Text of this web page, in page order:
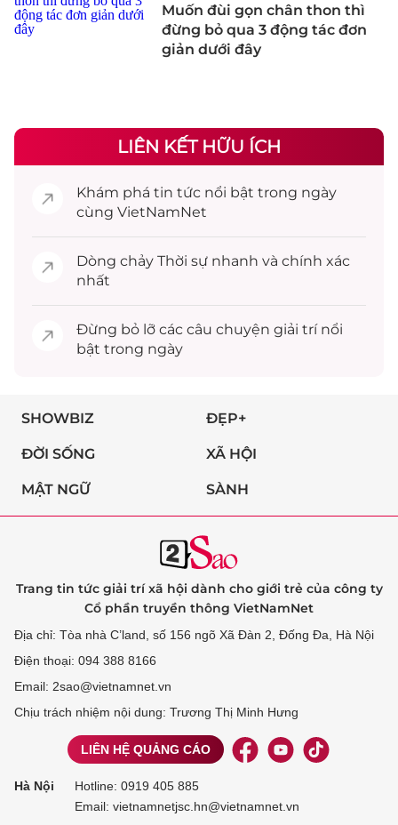
Muốn đùi gọn chân thon thì
đừng bỏ qua 3 động tác đơn
giản dưới đây
LIÊN KẾT HỮU ÍCH
Khám phá tin tức nổi bật trong ngày
cùng VietNamNet
Dòng chảy Thời sự nhanh và chính xác
nhất
Đừng bỏ lỡ các câu chuyện giải trínổi
bật trong ngày
SHOWBIZ ĐẸP+
ĐỜI SỐNG XÃ HỘI
MẬT NGỮ SÀNH
Trang tin tức giải trí xã hội dành cho giới trẻ của công ty
Cổ phần truyền thông VietNamNet
Địa chỉ: Tòa nhà C’land, số 156 ngõ Xã Đàn 2, Đống Đa, Hà Nội
Điện thoại: 094 388 8166
Email: 2sao@vietnamnet.vn
Chịu trách nhiệm nội dung: Trương Thị Minh Hưng
LIÊN HỆ QUẢNG CÁO
Hà Nội Hotline: 0919 405 885
Email: vietnamnetjsc.hn@vietnamnet.vn